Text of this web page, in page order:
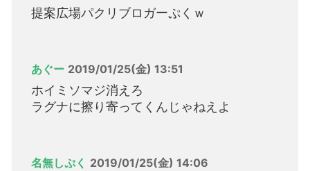
提案広場パクリブロガーぷくｗ
あぐー 2019/01/25(金) 13:51
ホイミソマジ消えろ
ラグナに擦り寄ってくんじゃねえよ
名無しぷく 2019/01/25(金) 14:06